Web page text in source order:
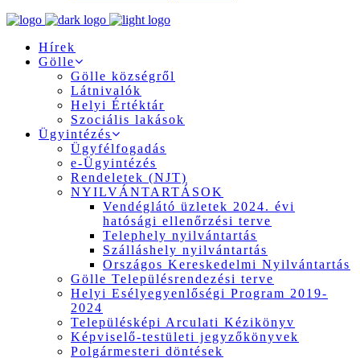
Hírek
Gölle
Gölle községről
Látnivalók
Helyi Értéktár
Szociális lakások
Ügyintézés
Ügyfélfogadás
e-Ügyintézés
Rendeletek (NJT)
NYILVÁNTARTÁSOK
Vendéglátó üzletek 2024. évi
hatósági ellenőrzési terve
Telephely nyilvántartás
Szálláshely nyilvántartás
Országos Kereskedelmi Nyilvántartás
Gölle Településrendezési terve
Helyi Esélyegyenlőségi Program 2019-
2024
Településképi Arculati Kézikönyv
Képviselő-testületi jegyzőkönyvek
Polgármesteri döntések